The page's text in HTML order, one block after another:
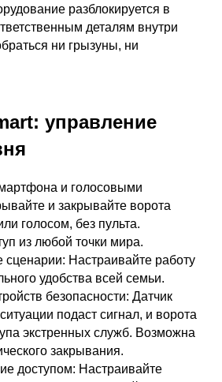
разблокируется в
деталям внутри
ни грызуны, ни
управление
и голосовыми
и закрывайте ворота
голосом, без пульта.
из любой точки мира.
Настраивайте работу
удобства всей семьи.
безопасности: Датчик
подаст сигнал, и ворота
экстренных служб. Возможна
закрывания.
доступом: Настраивайте